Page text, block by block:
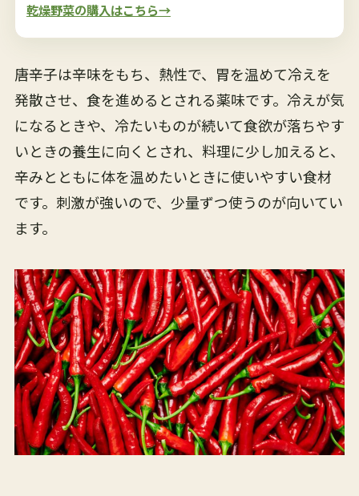
乾燥野菜の購入はこちら→
唐辛子は辛味をもち、熱性で、胃を温めて冷えを
発散させ、食を進めるとされる薬味です。冷えが気
になるときや、冷たいものが続いて食欲が落ちやす
いときの養生に向くとされ、料理に少し加えると、
辛みとともに体を温めたいときに使いやすい食材
です。刺激が強いので、少量ずつ使うのが向いてい
ます。